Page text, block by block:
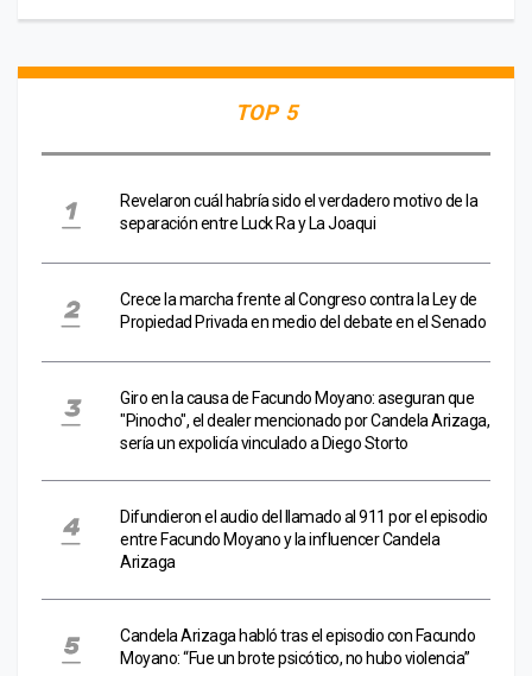
TOP 5
Revelaron cuál habría sido el verdadero motivo de la
separación entre Luck Ra y La Joaqui
Crece la marcha frente al Congreso contra la Ley de
Propiedad Privada en medio del debate en el Senado
Giro en la causa de Facundo Moyano: aseguran que
"Pinocho", el dealer mencionado por Candela Arizaga,
sería un expolicía vinculado a Diego Storto
Difundieron el audio del llamado al 911 por el episodio
entre Facundo Moyano y la influencer Candela
Arizaga
Candela Arizaga habló tras el episodio con Facundo
Moyano: “Fue un brote psicótico, no hubo violencia”